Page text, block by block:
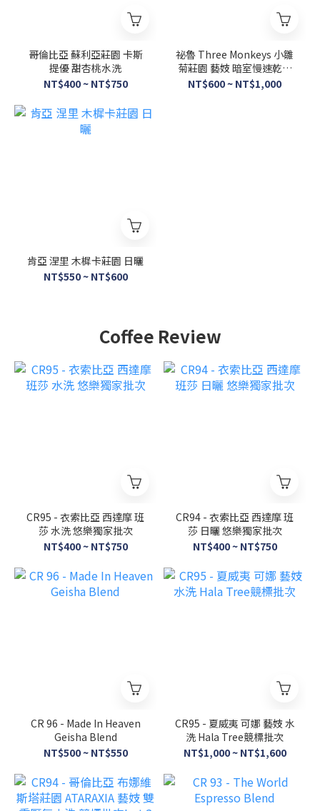
哥倫比亞 蘇利亞莊園 卡斯
提優 甜杏桃水洗
NT$400 ~ NT$750
祕魯 Three Monkeys 小雛
菊莊園 藝妓 暗室慢速乾燥
蜜處理
NT$600 ~ NT$1,000
肯亞 涅里 木樨卡莊園 日曬
NT$550 ~ NT$600
Coffee Review
CR95 - 衣索比亞 西達摩 班
莎 水洗 悠樂獨家批次
NT$400 ~ NT$750
CR94 - 衣索比亞 西達摩 班
莎 日曬 悠樂獨家批次
NT$400 ~ NT$750
CR 96 - Made In Heaven
Geisha Blend
NT$500 ~ NT$550
CR95 - 夏威夷 可娜 藝妓 水
洗 Hala Tree競標批次
NT$1,000 ~ NT$1,600